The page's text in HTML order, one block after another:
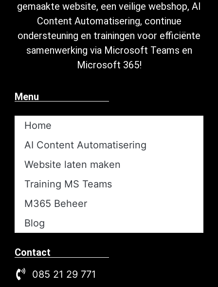
gemaakte website, een veilige webshop, AI
Content Automatisering, continue
ondersteuning en trainingen voor efficiënte
samenwerking via Microsoft Teams en
Microsoft 365!
Menu
Home
AI Content Automatisering​
Website laten maken
Training MS Teams
M365 Beheer
Blog
Contact
085 21 29 771